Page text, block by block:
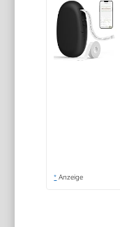
* Anzeige